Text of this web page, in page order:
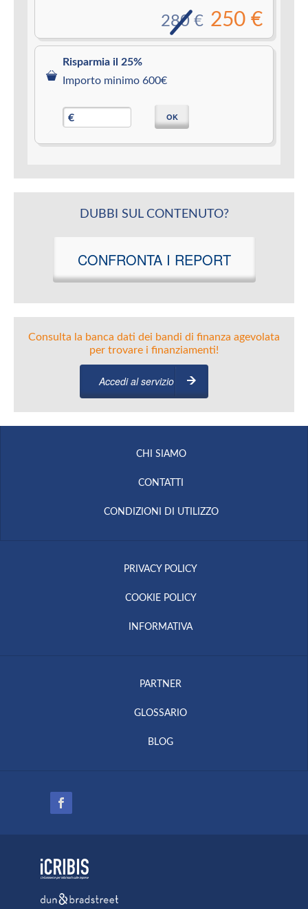
250 €
280 €
Risparmia il 25%
Importo minimo 600€
€ OK
DUBBI SUL CONTENUTO?
CONFRONTA I REPORT
Consulta la banca dati dei bandi di finanza agevolata
per trovare i finanziamenti!
Accedi al servizio
CHI SIAMO
CONTATTI
CONDIZIONI DI UTILIZZO
PRIVACY POLICY
COOKIE POLICY
INFORMATIVA
PARTNER
GLOSSARIO
BLOG